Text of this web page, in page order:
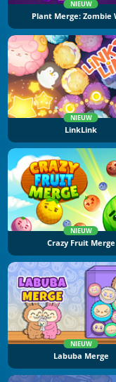
NIEUW
Plant Merge: Zombie
NIEUW
LinkLink
NIEUW
Crazy Fruit Merge
NIEUW
Labuba Merge